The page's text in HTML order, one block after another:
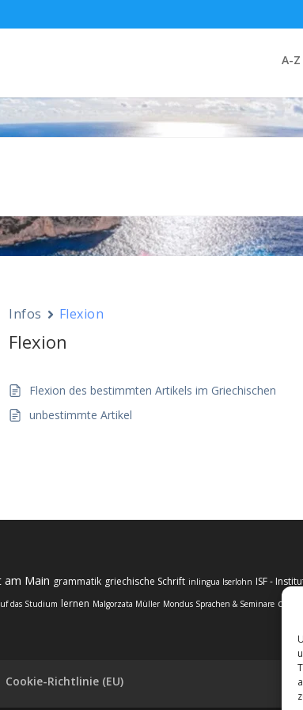
A-Z
Infos Flexion
Flexion
Flexion des bestimmten Artikels im Griechischen
unbestimmte Artikel
am Main grammatik griechische Schrift inlingua Iserlohn ISF -
das Studium lernen Malgorzata Müller Mondus Sprachen & Seminare online
Cookie-Richtlinie (EU)